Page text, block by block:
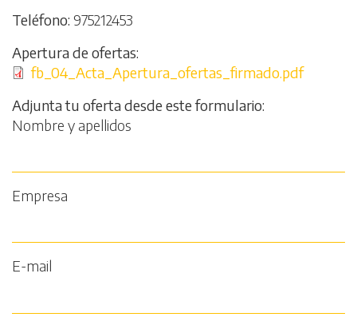
Teléfono 975212453
Apertura de ofertas
Filefb_04_Acta_Apertura_ofertas_firmado.pdf
Adjunta tu oferta desde este formulario
Nombre y apellidos
Empresa
E-mail